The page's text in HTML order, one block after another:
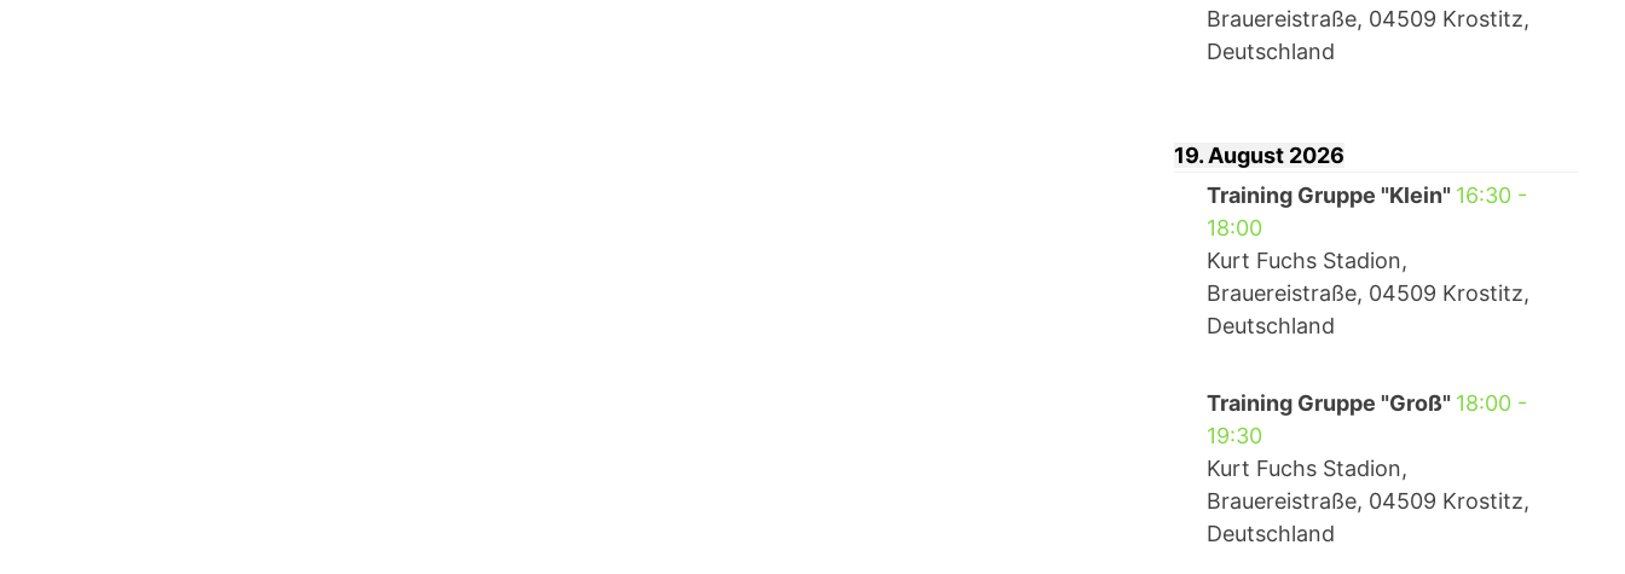
Brauereistraße, 04509 Krostitz,
Deutschland
19. August 2026
Training Gruppe "Klein" 16:30-
18:00
Kurt Fuchs Stadion,
Brauereistraße, 04509 Krostitz,
Deutschland
Training Gruppe "Groß" 18:00-
19:30
Kurt Fuchs Stadion,
Brauereistraße, 04509 Krostitz,
Deutschland